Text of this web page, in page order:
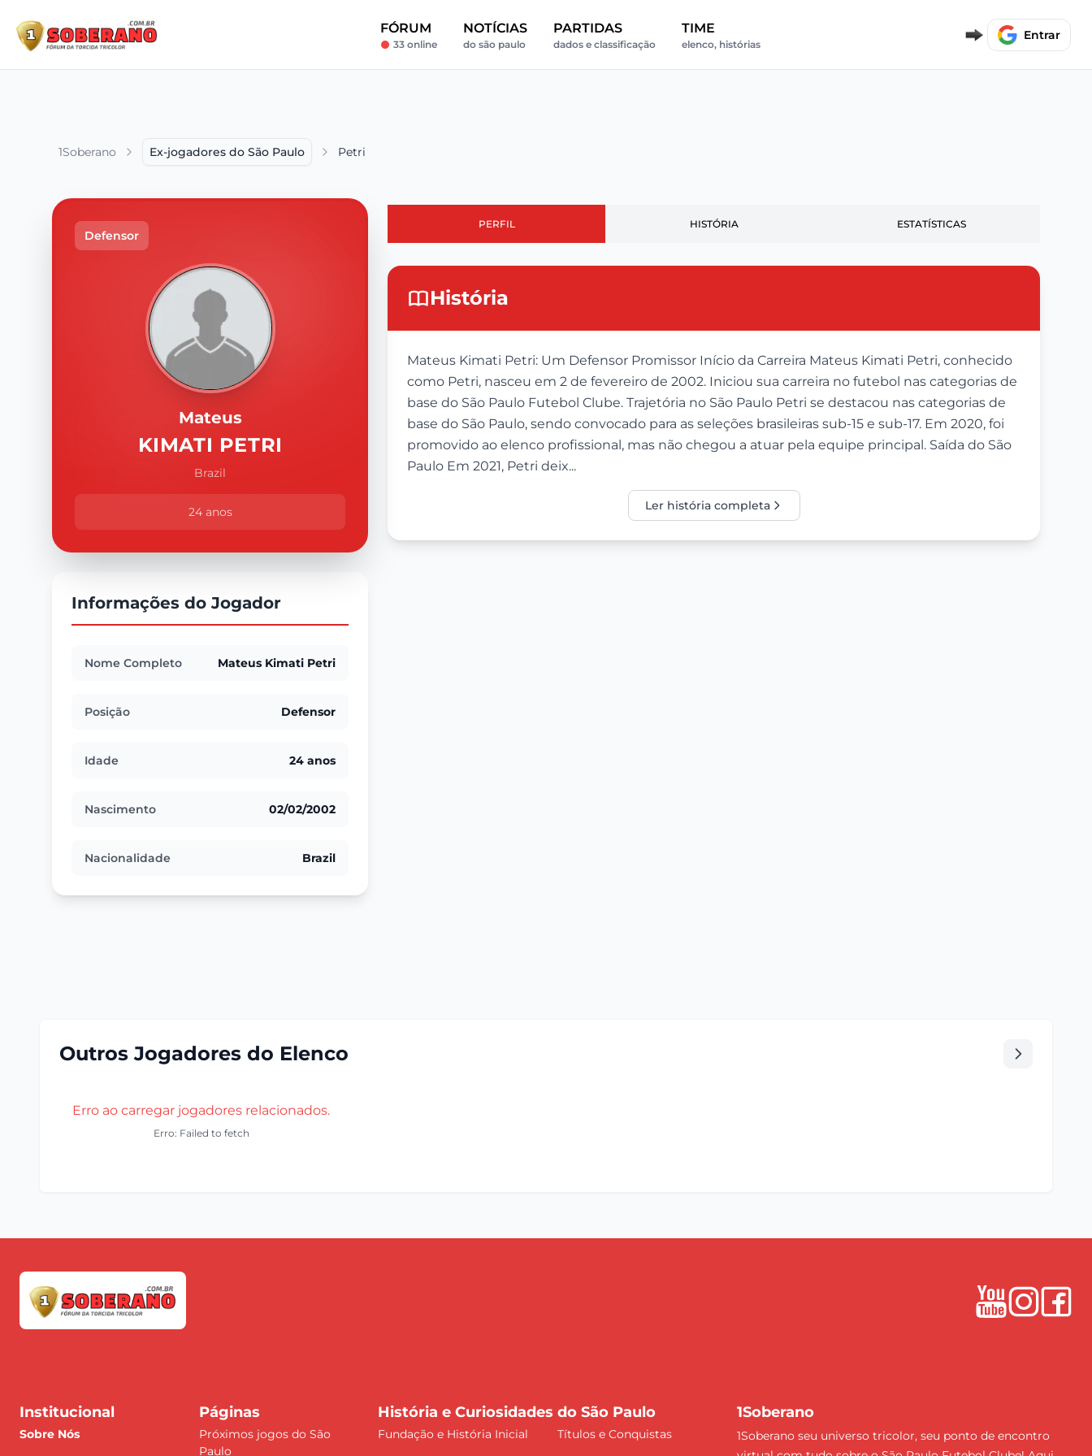
FÓRUM
33 online
NOTÍCIAS
do são paulo
PARTIDAS
dados e classificação
TIME
elenco, histórias
Entrar
1Soberano Ex-jogadores do São Paulo Petri
Defensor
Mateus
KIMATI PETRI
Brazil
24 anos
Informações do Jogador
Nome Completo Mateus Kimati Petri
Posição Defensor
Idade 24 anos
Nascimento 02/02/2002
Nacionalidade Brazil
PERFIL HISTÓRIA ESTATÍSTICAS
História
Mateus Kimati Petri: Um Defensor Promissor Início da Carreira Mateus Kimati Petri, conhecido
como Petri, nasceu em 2 de fevereiro de 2002. Iniciou sua carreira no futebol nas categorias de
base do São Paulo Futebol Clube. Trajetória no São Paulo Petri se destacou nas categorias de
base do São Paulo, sendo convocado para as seleções brasileiras sub-15 e sub-17. Em 2020, foi
promovido ao elenco profissional, mas não chegou a atuar pela equipe principal. Saída do São
Paulo Em 2021, Petri deix...
Ler história completa
Outros Jogadores do Elenco
Erro ao carregar jogadores relacionados.
Erro: Failed to fetch
Institucional
Sobre Nós
Páginas
Próximos jogos do São
Paulo
História e Curiosidades do São Paulo
Fundação e História Inicial
Títulos e Conquistas
1Soberano
1Soberano seu universo tricolor, seu ponto de encontro